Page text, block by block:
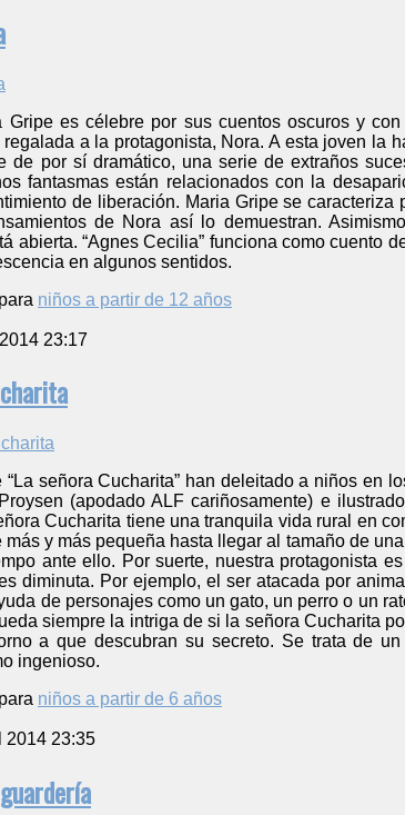
Gripe es célebre por sus cuentos oscuros y
a la protagonista, Nora. A esta joven la
de por sí dramático, una serie de extraños
fantasmas están relacionados con la
de liberación. Maria Gripe se
de Nora así lo demuestran.
abierta. “Agnes Cecilia” funciona como cuento
en algunos sentidos.
niños a partir de 12 años
23:17
“La señora Cucharita” han deleitado a niños en
(apodado ALF cariñosamente) e
Cucharita tiene una tranquila vida rural en
más y más pequeña hasta llegar al tamaño de
ante ello. Por suerte, nuestra protagonista
diminuta. Por ejemplo, el ser atacada por
de personajes como un gato, un perro o un
siempre la intriga de si la señora Cucharita
a que descubran su secreto. Se trata de
ingenioso.
niños a partir de 6 años
2014 23:35